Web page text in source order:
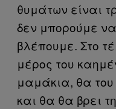
θυμάτων είναι
δεν μπορούμε
βλέπουμε. Στο
μέρος του
μαμάκια, θα
και θα θα βρει